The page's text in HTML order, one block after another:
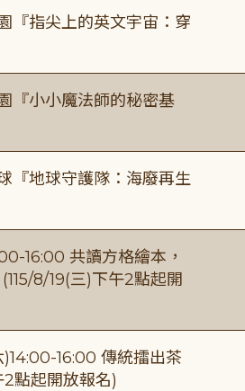
『指尖上的英文宇宙：穿
『小小魔法師的秘密基
『地球守護隊：海廢再生
16:00 共讀方格繪本，
8/19(三)下午2點起開
)14:00-16:00 傳統擂出茶
點起開放報名)